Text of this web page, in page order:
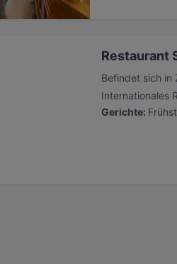
Restaurant
Befindet sich in
Internationales
Gerichte: